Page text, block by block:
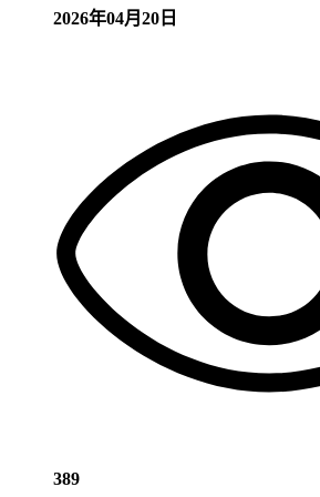
2026年04月20日
389